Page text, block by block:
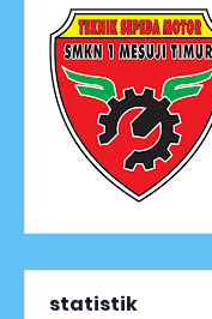
statistik